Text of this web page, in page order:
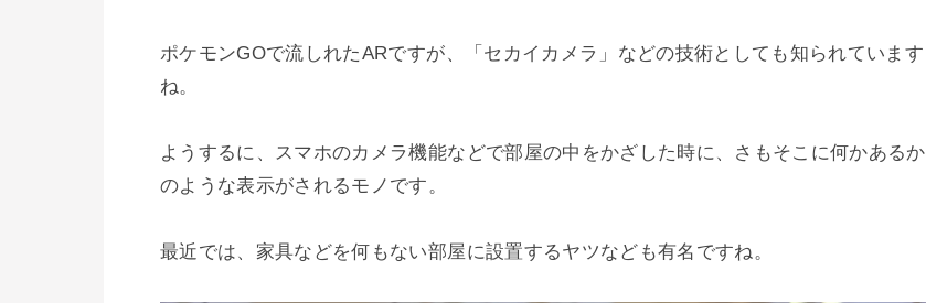
ポケモンGOで流しれたARですが、「セカイカメラ」などの技術としても知られています
ね。
ようするに、スマホのカメラ機能などで部屋の中をかざした時に、さもそこに何かあるか
のような表示がされるモノです。
最近では、家具などを何もない部屋に設置するヤツなども有名ですね。